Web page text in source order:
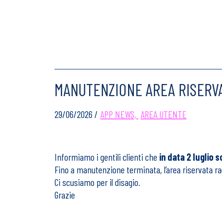
MANUTENZIONE AREA
29/06/2026 / APP NEWS, AREA UTENTE
Informiamo i gentili clienti che in data 2 luglio
Fino a manutenzione terminata, l’area riservata
Ci scusiamo per il disagio.
Grazie